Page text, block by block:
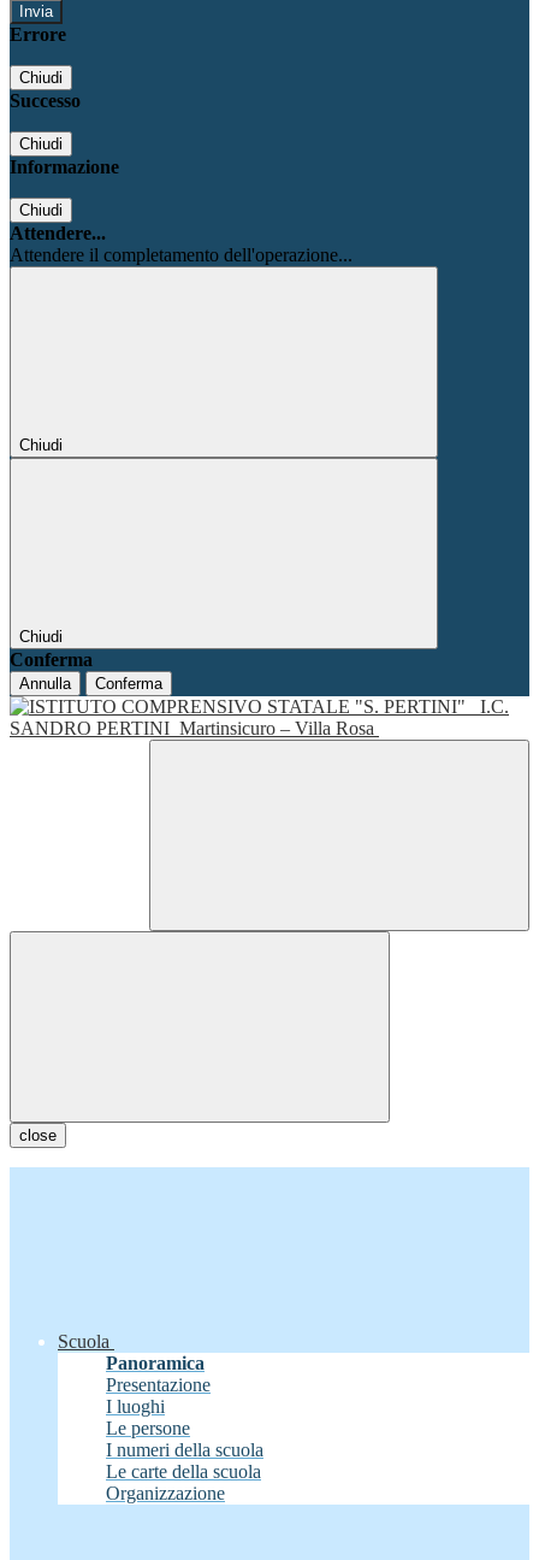
Errore
Chiudi
Successo
Chiudi
Informazione
Chiudi
Attendere...
Attendere il completamento dell'operazione...
Chiudi
Chiudi
Conferma
Annulla Conferma
I.C.
SANDRO PERTINI Martinsicuro – Villa Rosa
close
Scuola
Panoramica
Presentazione
I luoghi
Le persone
I numeri della scuola
Le carte della scuola
Organizzazione